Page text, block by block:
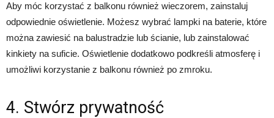
Aby móc korzystać z balkonu również wieczorem, zainstaluj
odpowiednie oświetlenie. Możesz wybrać lampki na baterie, które
można zawiesić na balustradzie lub ścianie, lub zainstalować
kinkiety na suficie. Oświetlenie dodatkowo podkreśli atmosferę i
umożliwi korzystanie z balkonu również po zmroku.
4. Stwórz prywatność